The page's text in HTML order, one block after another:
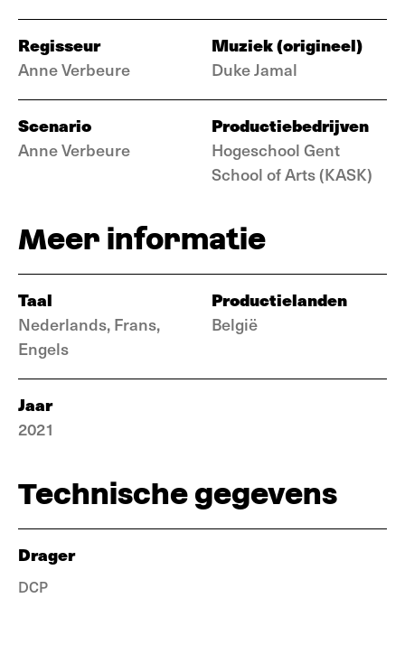
Regisseur
Anne Verbeure
Muziek (origineel)
Duke Jamal
Scenario
Anne Verbeure
Productiebedrijven
Hogeschool Gent
School of Arts (KASK)
Meer informatie
Taal
Nederlands, Frans,
Engels
Productielanden
België
Jaar
2021
Technische gegevens
Drager
DCP